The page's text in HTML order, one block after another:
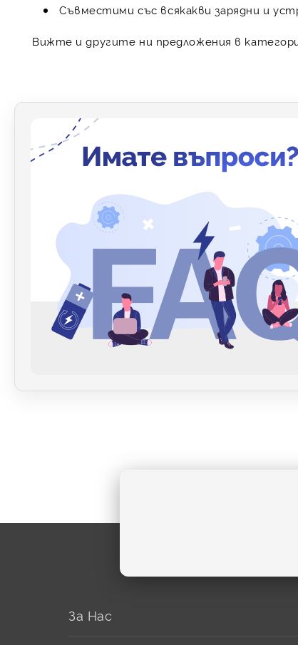
Съвместими със всякакви зарядни и
Вижте и другите ни предложения в
За Нас